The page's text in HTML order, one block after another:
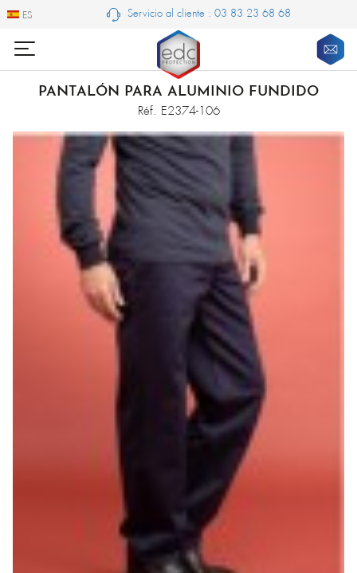
ES
ES Servicio al cliente : 03 83 23 68 68
PANTALÓN PARA ALUMINIO FUNDIDO
Réf. E2374-106